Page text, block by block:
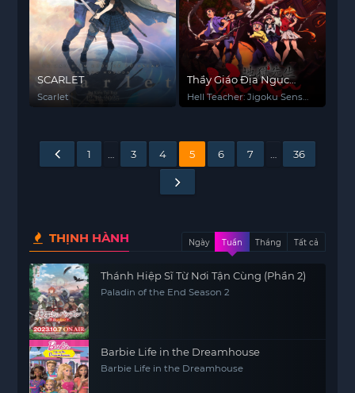
SCARLET
Scarlet
Thầy Giáo Địa Ngục
Nube
Hell Teacher: Jigoku Sensei
1 3 4 5 6 7 36
THỊNH HÀNH Ngày Tuần Tháng Tất cả
Thánh Hiệp Sĩ Từ Nơi Tận Cùng (Phần 2)
Paladin of the End Season 2
Barbie Life in the Dreamhouse
Barbie Life in the Dreamhouse